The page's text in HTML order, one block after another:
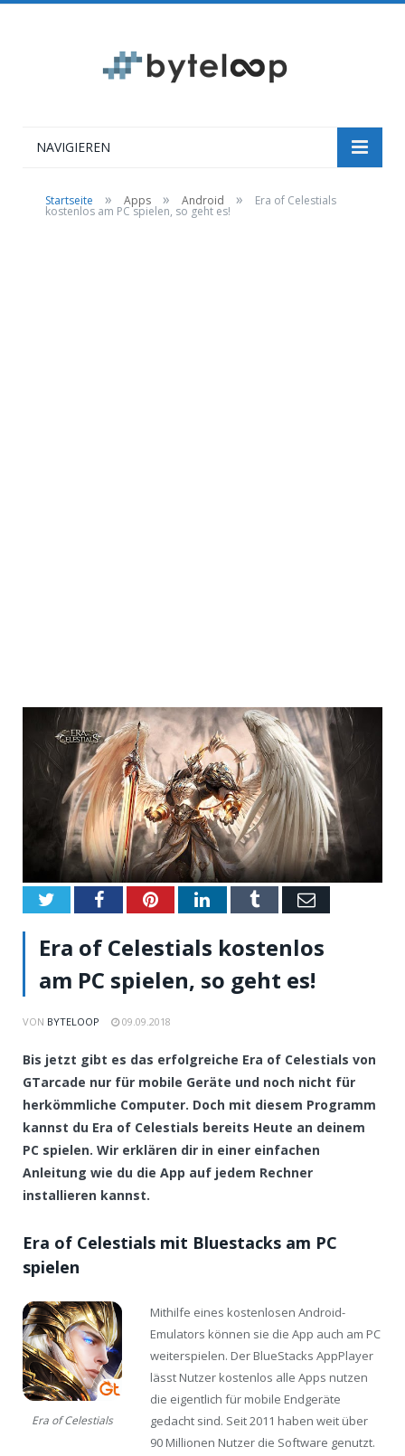
NAVIGIEREN
Startseite » Apps » Android » Era of Celestials
kostenlos am PC spielen, so geht es!
TwitterFacebookPinterestLinkedInTumblrEmail
Era of Celestials kostenlos
am PC spielen, so geht es!
VON BYTELOOP 09.09.2018
Bis jetzt gibt es das erfolgreiche Era of Celestials von
GTarcade nur für mobile Geräte und noch nicht für
herkömmliche Computer. Doch mit diesem Programm
kannst du Era of Celestials bereits Heute an deinem
PC spielen. Wir erklären dir in einer einfachen
Anleitung wie du die App auf jedem Rechner
installieren kannst.
Era of Celestials mit Bluestacks am PC
spielen
Era of Celestials
Mithilfe eines kostenlosen Android-
Emulators können sie die App auch am PC
weiterspielen. Der BlueStacks AppPlayer
lässt Nutzer kostenlos alle Apps nutzen
die eigentlich für mobile Endgeräte
gedacht sind. Seit 2011 haben weit über
90 Millionen Nutzer die Software genutzt.